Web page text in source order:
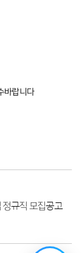
바랍니다
규직 모집공고